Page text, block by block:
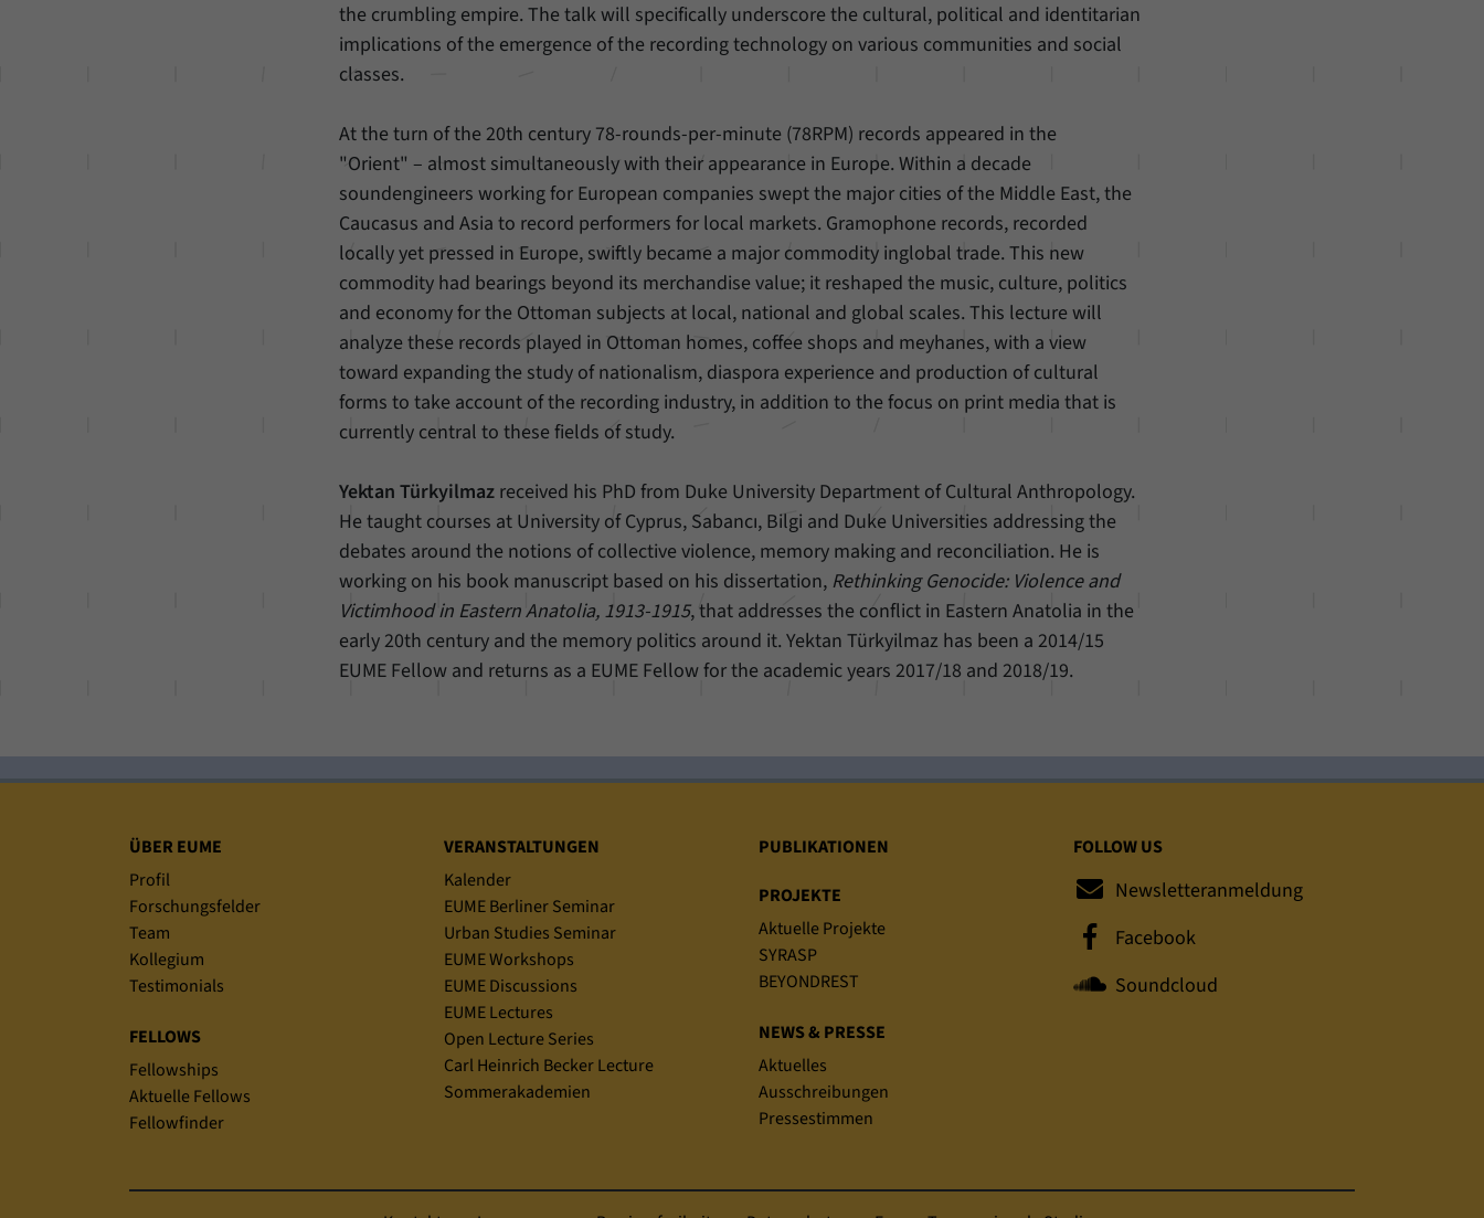
the crumbling empire. The talk will specifically underscore the cultural, political and identitarian
implications of the emergence of the recording technology on various communities and social
classes.
At the turn of the 20th century 78-rounds-per-minute (78RPM) records appeared in the
"Orient" – almost simultaneously with their appearance in Europe. Within a decade
soundengineers working for European companies swept the major cities of the Middle East, the
Caucasus and Asia to record performers for local markets. Gramophone records, recorded
locally yet pressed in Europe, swiftly became a major commodity inglobal trade. This new
commodity had bearings beyond its merchandise value; it reshaped the music, culture, politics
and economy for the Ottoman subjects at local, national and global scales. This lecture will
analyze these records played in Ottoman homes, coffee shops and meyhanes, with a view
toward expanding the study of nationalism, diaspora experience and production of cultural
forms to take account of the recording industry, in addition to the focus on print media that is
currently central to these fields of study.
Yektan Türkyilmaz received his PhD from Duke University Department of Cultural Anthropology.
He taught courses at University of Cyprus, Sabancı, Bilgi and Duke Universities addressing the
debates around the notions of collective violence, memory making and reconciliation. He is
working on his book manuscript based on his dissertation, Rethinking Genocide: Violence and
Victimhood in Eastern Anatolia, 1913-1915, that addresses the conflict in Eastern Anatolia in the
early 20th century and the memory politics around it. Yektan Türkyilmaz has been a 2014/15
EUME Fellow and returns as a EUME Fellow for the academic years 2017/18 and 2018/19.
Sitemap
ÜBER EUME
Profil
Forschungsfelder
Team
Kollegium
Testimonials
FELLOWS
Fellowships
Aktuelle Fellows
Fellowfinder
VERANSTALTUNGEN
Kalender
EUME Berliner Seminar
Urban Studies Seminar
EUME Workshops
EUME Discussions
EUME Lectures
Open Lecture Series
Carl Heinrich Becker Lecture
Sommerakademien
PUBLIKATIONEN
PROJEKTE
Aktuelle Projekte
SYRASP
BEYONDREST
NEWS & PRESSE
Aktuelles
Ausschreibungen
Pressestimmen
FOLLOW US
Newsletteranmeldung
Facebook
Soundcloud